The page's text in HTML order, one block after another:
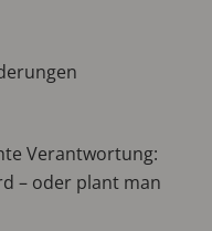
Verantwortung:
– oder plant man